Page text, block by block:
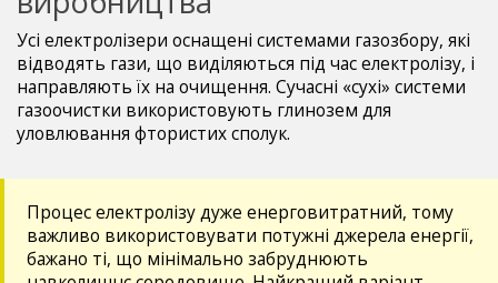
Усі електролізери оснащені системами газозбору, які
відводять гази, що виділяються під час електролізу, і
направляють їх на очищення. Сучасні «сухі» системи
газоочистки використовують глинозем для
уловлювання фтористих сполук.
Процес електролізу дуже енерговитратний, тому
важливо використовувати потужні джерела енергії,
бажано ті, що мінімально забруднюють